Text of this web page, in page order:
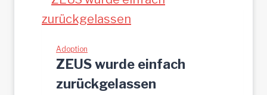
Adoption
ZEUS wurde einfach
zurückgelassen